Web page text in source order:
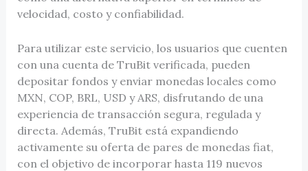
velocidad, costo y confiabilidad.
Para utilizar este servicio, los usuarios que cuenten
con una cuenta de TruBit verificada, pueden
depositar fondos y enviar monedas locales como
MXN, COP, BRL, USD y ARS, disfrutando de una
experiencia de transacción segura, regulada y
directa. Además, TruBit está expandiendo
activamente su oferta de pares de monedas fiat,
con el objetivo de incorporar hasta 119 nuevos